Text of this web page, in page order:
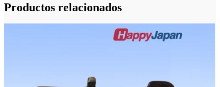
Productos relacionados